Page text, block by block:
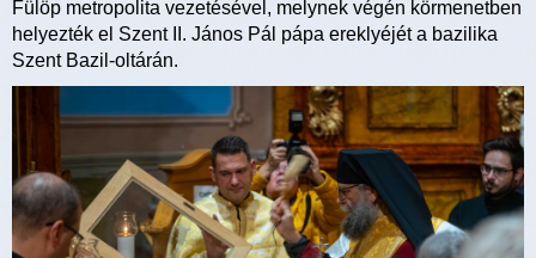
Fülöp metropolita vezetésével, melynek végén körmenetben
helyezték el Szent II. János Pál pápa ereklyéjét a bazilika
Szent Bazil-oltárán.